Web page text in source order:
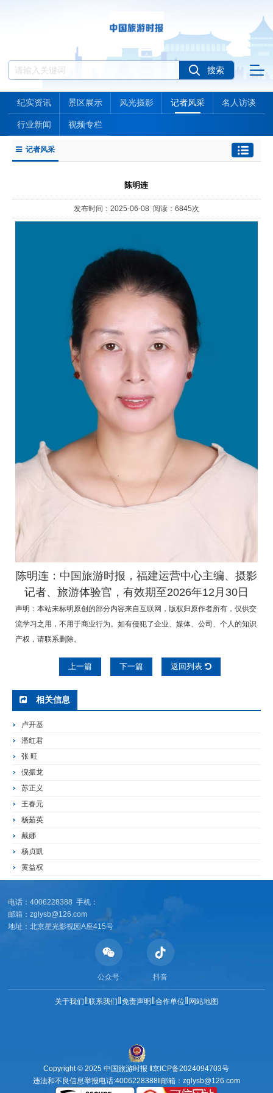
纪实资讯 景区展示 风光摄影 记者风采 名人访谈
行业新闻 视频专栏
记者风采
陈明连
发布时间：2025-06-08 阅读：6845次
陈明连：中国旅游时报，福建运营中心主编、摄影
记者、旅游体验官 ，有效期至2026年12月30日
声明：本站未标明原创的部分内容来自互联网，版权归原作者所有，仅供交
流学习之用，不用于商业行为。如有侵犯了企业、媒体、公司、个人的知识
产权，请联系删除。
上一篇 下一篇 返回列表
相关信息
卢开基
潘红君
张 旺
倪振龙
苏正义
王春元
杨茹英
戴娜
杨贞凱
黄益权
电话：4006228388 手机：
邮箱：zglysb@126.com
地址：北京星光影视园A座415号
公众号 抖音
关于我们 联系我们 免责声明 合作单位 网站地图
Copyright © 2025 中国旅游时报 ‖京ICP备2024094703号
违法和不良信息举报电话:4006228388‖邮箱：zglysb@126.com